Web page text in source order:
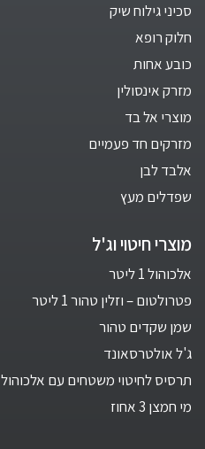
סכיני גילוח שיק
חלוק רופא
כובע אחות
מזרק אינסולין
מוצרי אל בד
מזרקים חד פעמיים
אלבד לבן
שפדלים מעץ
מוצרי חיטוי וג'ל
אלכוהול 1 ליטר
פטרולטום – וזלין טהור 1 ליטר
שמן שקדים טהור
ג'ל אולטרסאונד
תרסיס לחיטוי משטחים עם אלכוהול
מי חמצן 3 אחוז